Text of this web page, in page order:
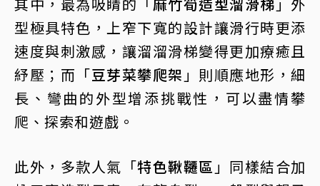
型極具特色，上窄下寬的設計讓滑行時更添
速度與刺激感，讓溜溜滑梯變得更加療癒且
紓壓；而「豆芽菜攀爬架 」則順應地形，細
長、彎曲的外型增添挑戰性，可以盡情攀
爬、探索和遊戲。
此外，多款人氣「特色鞦韆區 」同樣結合加